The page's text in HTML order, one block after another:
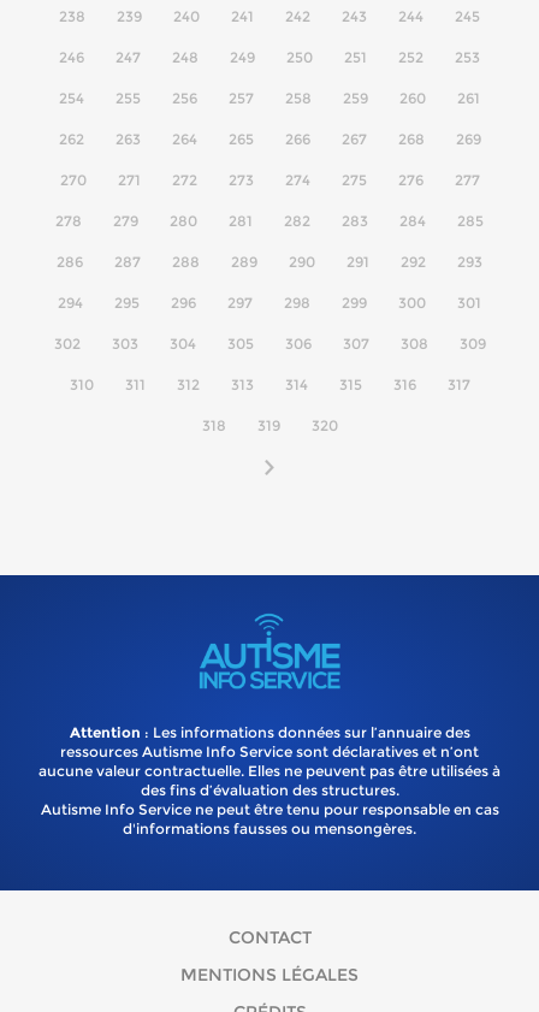
238 239 240 241 242 243 244 245
246 247 248 249 250 251 252 253
254 255 256 257 258 259 260 261
262 263 264 265 266 267 268 269
270 271 272 273 274 275 276 277
278 279 280 281 282 283 284 285
286 287 288 289 290 291 292 293
294 295 296 297 298 299 300 301
302 303 304 305 306 307 308 309
310 311 312 313 314 315 316 317
318 319 320
Attention : Les informations données sur l’annuaire des
ressources Autisme Info Service sont déclaratives et n’ont
aucune valeur contractuelle. Elles ne peuvent pas être utilisées à
des fins d’évaluation des structures.
Autisme Info Service ne peut être tenu pour responsable en cas
d'informations fausses ou mensongères.
CONTACT
MENTIONS LÉGALES